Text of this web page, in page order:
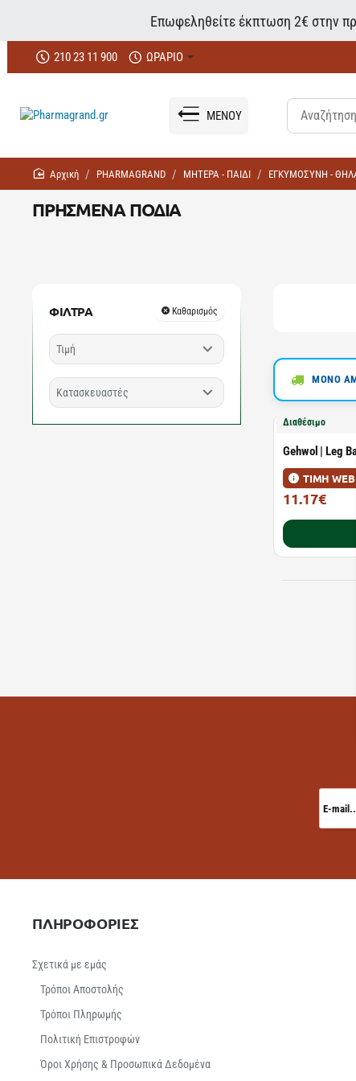
Επωφεληθείτε έκπτωση 2€ στην
210 23 11 900 ΩΡΑΡΙΟ
ΜΕΝΟΥ
ΠΡΗΣΜΕΝΑ ΠΟΔΙΑ
homePHARMAGRAND ΜΗΤΕΡΑ - ΠΑΙΔΙ ΕΓΚΥΜΟΣΥΝΗ -
ΦΙΛΤΡΑ Καθαρισμός
Τιμή
Κατασκευαστές
ΜΟΝΟ
Διαθέσιμο
Gehwol | Leg
ΤΙΜΗ WEB
11.17€
mail...
ΠΛΗΡΟΦΟΡΙΕΣ
Σχετικά με εμάς
Τρόποι Αποστολής
Τρόποι Πληρωμής
Πολιτική Επιστροφών
Όροι Χρήσης & Προσωπικά Δεδομένα